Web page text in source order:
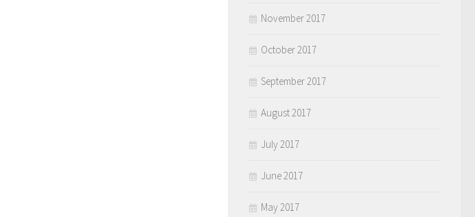
November 2017
October 2017
September 2017
August 2017
July 2017
June 2017
May 2017